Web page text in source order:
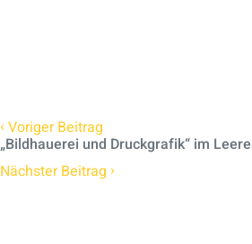
‹ Voriger Beitrag
„Bildhauerei und Druckgrafik“ im
Nächster Beitrag ›